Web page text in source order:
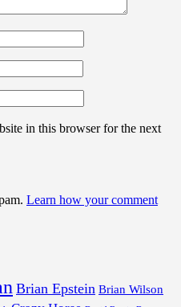
in this browser for the next
Learn how your comment
Brian Epstein Brian Wilson